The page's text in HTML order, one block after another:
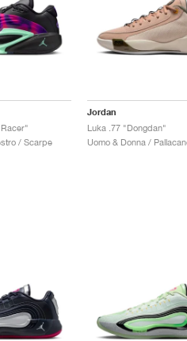
/ Scarpe
Jordan
Luka .77 "Dongdan"